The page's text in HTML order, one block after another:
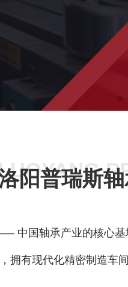
阳普瑞斯
中国轴承产业的核心
拥有现代化精密制造